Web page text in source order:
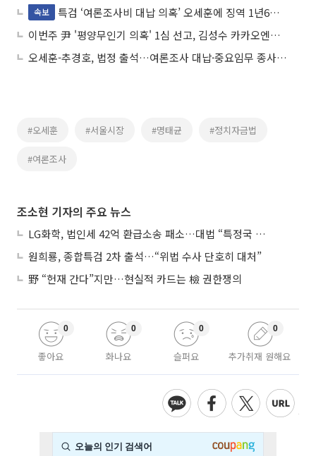
속보
특검 ‘여론조사비 대납 의혹’ 오세훈에 징역 1년6개월 구형
이번주 尹 '평양무인기 의혹' 1심 선고, 김성수 카카오엔터 대표 항소심 선고도
오세훈-추경호, 법정 출석…여론조사 대납·중요임무 종사 혐의
#오세훈 #서울시장 #명태균 #정치자금법
#여론조사
조소현 기자의 주요 뉴스
LG화학, 법인세 42억 환급소송 패소…대법 “특정국 손실, 다른 국가 소득에도 안분”
원희룡, 종합특검 2차 출석…“위법 수사 단호히 대처”
野 “헌재 간다”지만…현실적 카드는 檢 권한쟁의
좋아요
0
화나요
0
슬퍼요
0
추가취재 원해요
0